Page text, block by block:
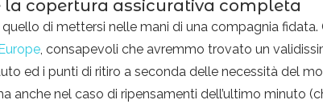
copertura assicurativa completa
di mettersi nelle mani di una compagnia fidata.
, consapevoli che avremmo trovato un
ed i punti di ritiro a seconda delle necessità del
anche nel caso di ripensamenti dell’ultimo minuto